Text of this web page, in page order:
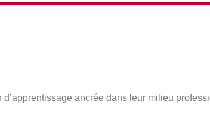
ancrée dans leur milieu